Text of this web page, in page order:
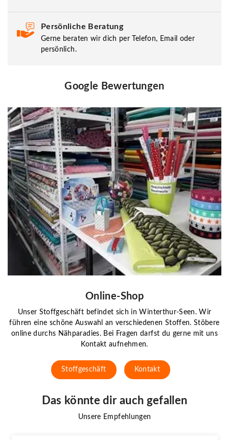
Persönliche Beratung
Gerne beraten wir dich per Telefon, Email oder
persönlich.
Google Bewertungen
Online-Shop
Unser Stoffgeschäft befindet sich in Winterthur-Seen. Wir
führen eine schöne Auswahl an verschiedenen Stoffen. Stöbere
online durchs Nähparadies. Bei Fragen darfst du gerne mit uns
Kontakt aufnehmen.
Stoffgeschäft Kontakt
Das könnte dir auch gefallen
Unsere Empfehlungen